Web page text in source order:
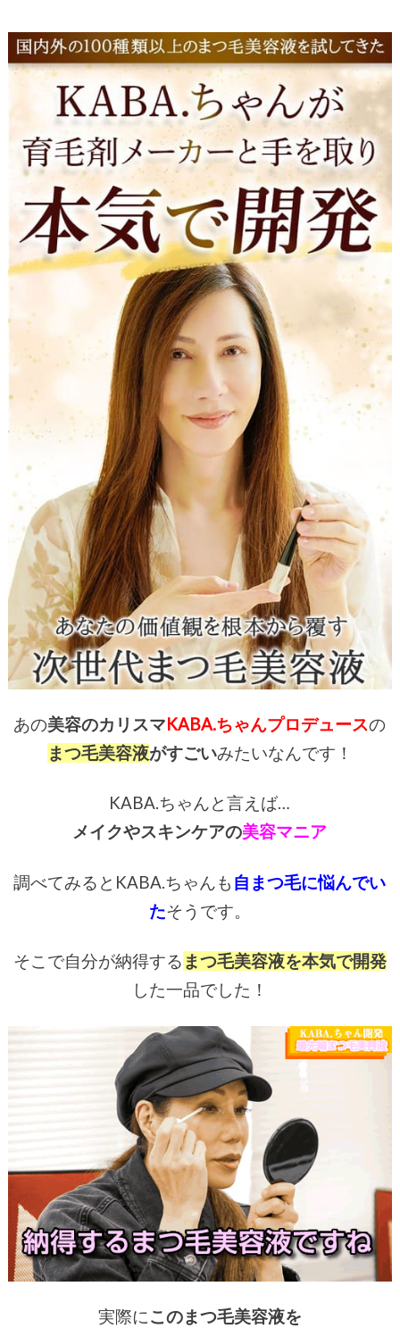
あの美容のカリスマKABA.ちゃんプロデュースの
まつ毛美容液がすごいみたいなんです！
KABA.ちゃんと言えば…
メイクやスキンケアの美容マニア
調べてみるとKABA.ちゃんも 自まつ毛に悩んでい
たそうです。
そこで自分が納得する まつ毛美容液を本気で開発
した一品でした！
実際にこのまつ毛美容液を